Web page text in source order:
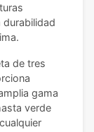
durabilidad
de tres
gama
verde